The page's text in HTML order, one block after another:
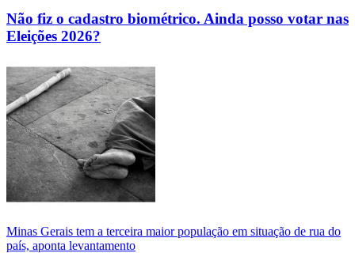
Não fiz o cadastro biométrico. Ainda posso votar nas
Eleições 2026?
Minas Gerais tem a terceira maior população em situação de rua do
país, aponta levantamento